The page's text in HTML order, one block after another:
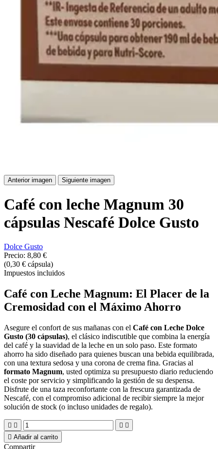
Anterior imagen Siguiente imagen
Café con leche Magnum 30
cápsulas Nescafé Dolce Gusto
Dolce Gusto
Precio: 8,80 €
(0,30 € cápsula)
Impuestos incluidos
Café con Leche Magnum: El Placer de la
Cremosidad con el Máximo Ahorro
Asegure el confort de sus mañanas con el Café con Leche Dolce
Gusto (30 cápsulas), el clásico indiscutible que combina la energía
del café y la suavidad de la leche en un solo paso. Este formato
ahorro ha sido diseñado para quienes buscan una bebida equilibrada,
con una textura sedosa y una corona de crema fina. Gracias al
formato Magnum, usted optimiza su presupuesto diario reduciendo
el coste por servicio y simplificando la gestión de su despensa.
Disfrute de una taza reconfortante con la frescura garantizada de
Nescafé, con el compromiso adicional de recibir siempre la mejor
solución de stock (o incluso unidades de regalo).
   
 Añadir al carrito
Compartir